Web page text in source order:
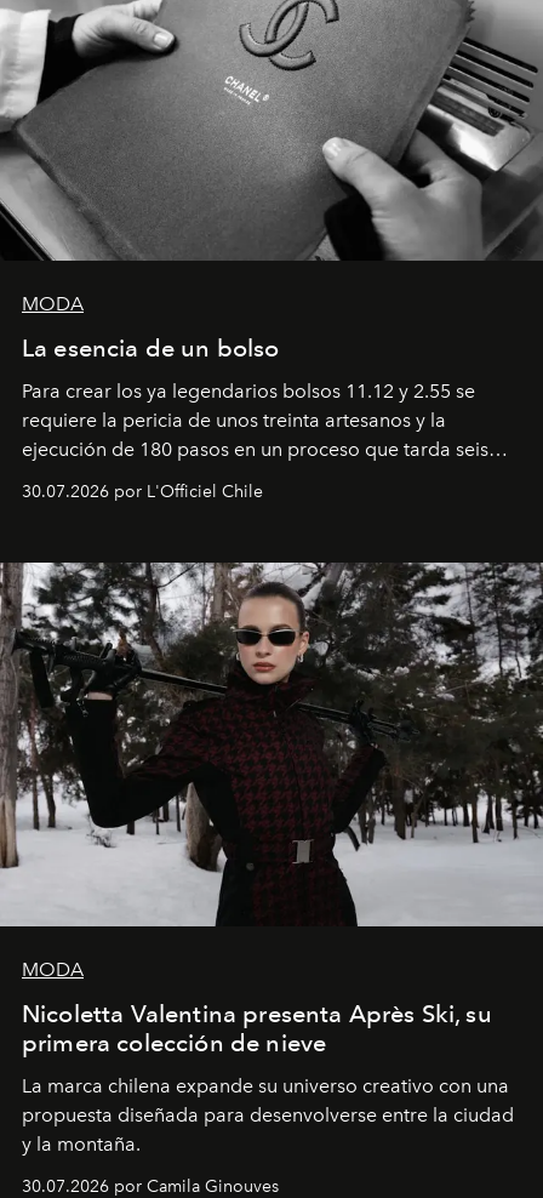
MODA
La esencia de un bolso
Para crear los ya legendarios bolsos 11.12 y 2.55 se
requiere la pericia de unos treinta artesanos y la
ejecución de 180 pasos en un proceso que tarda seis
que se enseña solamente en la escuela de formación de
30.07.2026 por L'Officiel Chile
MODA
Nicoletta Valentina presenta Après Ski, su
primera colección de nieve
La marca chilena expande su universo creativo con una
propuesta diseñada para desenvolverse entre la ciudad
y la montaña.
30.07.2026 por Camila Ginouves